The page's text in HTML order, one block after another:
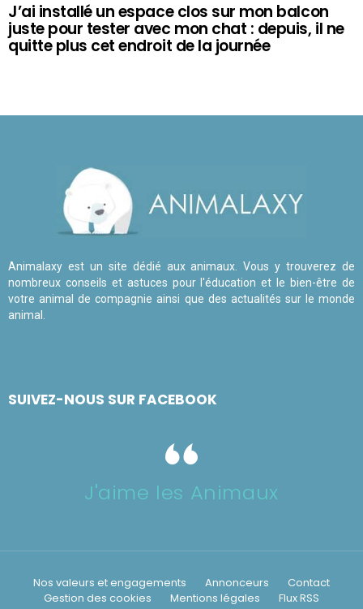
J’ai installé un espace clos sur mon balcon
juste pour tester avec mon chat : depuis, il ne
quitte plus cet endroit de la journée
Animalaxy est un site dédié aux animaux. Vous y trouverez de
nombreux conseils et astuces pour l'éducation et le bien-être de
votre animal de compagnie ainsi que des actualités sur le monde
animal.
SUIVEZ-NOUS SUR FACEBOOK
J'aime les Animaux
Nos valeurs et engagements Annonceurs
Contact
Gestion des cookies
Mentions légales Flux RSS